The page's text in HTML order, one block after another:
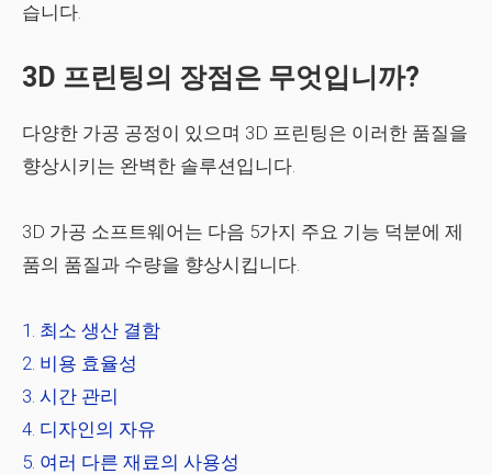
습니다.
3D 프린팅의 장점은 무엇입니까?
다양한 가공 공정이 있으며 3D 프린팅은 이러한 품질을
향상시키는 완벽한 솔루션입니다.
3D 가공 소프트웨어는 다음 5가지 주요 기능 덕분에 제
품의 품질과 수량을 향상시킵니다.
최소 생산 결함
비용 효율성
시간 관리
디자인의 자유
여러 다른 재료의 사용성